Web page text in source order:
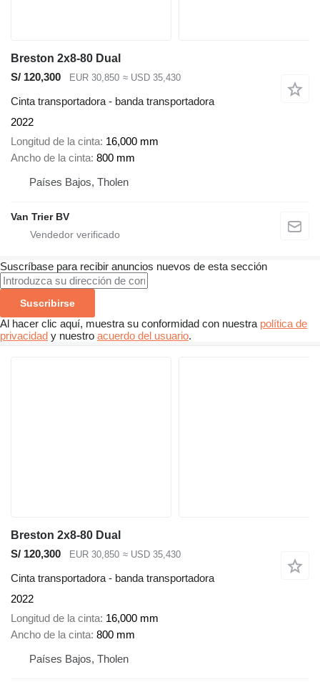
Breston 2x8-80 Dual
S/ 120,300
EUR 30,850 ≈ USD 35,430
Cinta transportadora - banda transportadora
2022
Longitud de la cinta 16,000 mm
Ancho de la cinta 800 mm
Países Bajos, Tholen
Van Trier BV
Suscríbase para recibir anuncios nuevos de esta sección
Suscribirse
Al hacer clic aquí, muestra su conformidad con nuestra política de
privacidad y nuestro acuerdo del usuario.
Breston 2x8-80 Dual
S/ 120,300
EUR 30,850 ≈ USD 35,430
Cinta transportadora - banda transportadora
2022
Longitud de la cinta 16,000 mm
Ancho de la cinta 800 mm
Países Bajos, Tholen